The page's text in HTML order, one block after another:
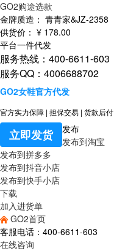
GO2购途选款
金牌质造： 青青家&JZ-2358
供货价： ¥ 178.00
平台一件代发
服务热线：400-6611-603
服务QQ：4006688702
GO2女鞋官方代发
官方实力保障 | 担保交易 | 货款后付
立即发货
发布
发布到淘宝
发布到拼多多
发布到抖音小店
发布到快手小店
下载
加入进货单
GO2首页
客服电话：400-6611-603
在线咨询